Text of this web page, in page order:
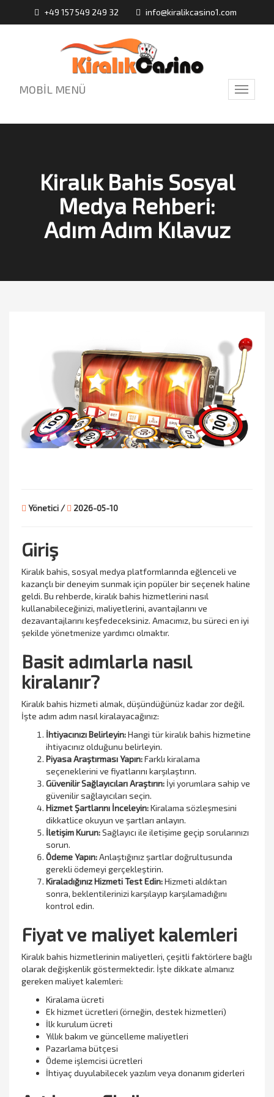
+49 157 549 249 32 info@kiralikcasino1.com
Toggle
MOBİL MENÜ
Kiralık Bahis Sosyal
Medya Rehberi:
Adım Adım Kılavuz
Yönetici / 2026-05-10
Giriş
Kiralık bahis, sosyal medya platformlarında eğlenceli ve
kazançlı bir deneyim sunmak için popüler bir seçenek haline
geldi. Bu rehberde, kiralık bahis hizmetlerini nasıl
kullanabileceğinizi, maliyetlerini, avantajlarını ve
dezavantajlarını keşfedeceksiniz. Amacımız, bu süreci en iyi
şekilde yönetmenize yardımcı olmaktır.
Basit adımlarla nasıl
kiralanır?
Kiralık bahis hizmeti almak, düşündüğünüz kadar zor değil.
İşte adım adım nasıl kiralayacağınız:
İhtiyacınızı Belirleyin:Hangi tür kiralık bahis hizmetine
ihtiyacınız olduğunu belirleyin.
Piyasa Araştırması Yapın:Farklı kiralama
seçeneklerini ve fiyatlarını karşılaştırın.
Güvenilir Sağlayıcıları Araştırın: İyi yorumlara sahip ve
güvenilir sağlayıcıları seçin.
Hizmet Şartlarını İnceleyin:Kiralama sözleşmesini
dikkatlice okuyun ve şartları anlayın.
İletişim Kurun:Sağlayıcı ile iletişime geçip sorularınızı
sorun.
Ödeme Yapın:Anlaştığınız şartlar doğrultusunda
gerekli ödemeyi gerçekleştirin.
Kiraladığınız Hizmeti Test Edin:Hizmeti aldıktan
sonra, beklentilerinizi karşılayıp karşılamadığını
kontrol edin.
Fiyat ve maliyet kalemleri
Kiralık bahis hizmetlerinin maliyetleri, çeşitli faktörlere bağlı
olarak değişkenlik göstermektedir. İşte dikkate almanız
gereken maliyet kalemleri:
Kiralama ücreti
Ek hizmet ücretleri (örneğin, destek hizmetleri)
İlk kurulum ücreti
Yıllık bakım ve güncelleme maliyetleri
Pazarlama bütçesi
Ödeme işlemcisi ücretleri
İhtiyaç duyulabilecek yazılım veya donanım giderleri